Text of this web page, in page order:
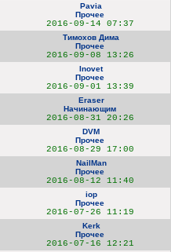
Pavia
Прочее
2016-09-14 07:37
Тимохов Дима
Прочее
2016-09-08 13:26
Inovet
Прочее
2016-09-01 13:39
Eraser
Начинающим
2016-08-31 20:26
DVM
Прочее
2016-08-29 17:00
NailMan
Прочее
2016-08-12 11:40
iop
Прочее
2016-07-26 11:19
Kerk
Прочее
2016-07-16 12:21